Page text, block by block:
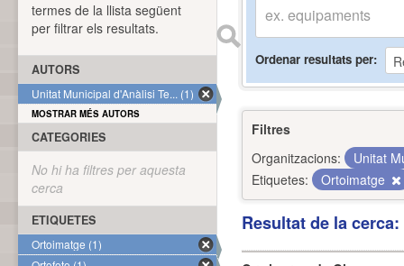
Ordenar resultats per
Filtres
Organitzacions:
Unitat
Etiquetes:
Ortoimatge
Resultat de la
termes de la llista següent
per filtrar els resultats.
AUTORS
Unitat Municipal d'Anàlisi Te... (1)
MOSTRAR MÉS AUTORS
CATEGORIES
No hi ha filtres per aquesta
cerca
ETIQUETES
Ortoimatge (1)